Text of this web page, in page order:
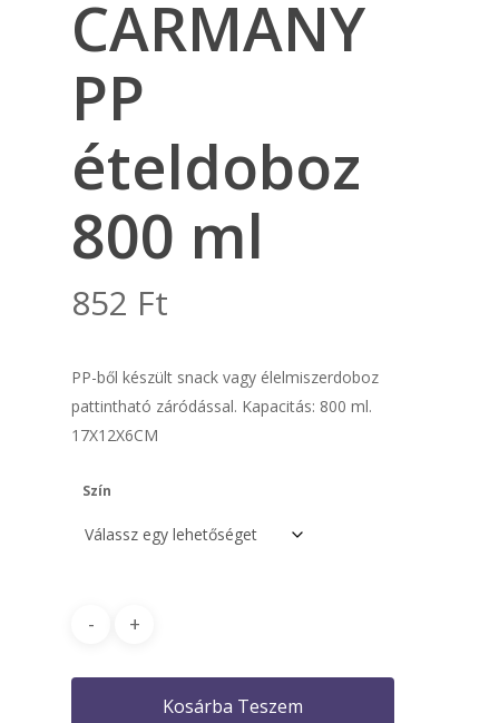
CARMANY
PP
ételdoboz
800 ml
852 Ft
PP-ből készült snack vagy élelmiszerdoboz
pattintható záródással. Kapacitás: 800 ml.
17X12X6CM
Szín
Kosárba Teszem